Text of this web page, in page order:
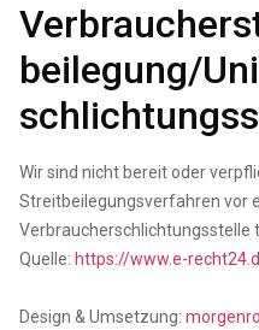
beilegung/
Wir sind nicht bereit oder
Streitbeilegungsverfahren vor
Verbraucherschlichtungsstelle
Quelle: https://www.e-
Design & Umsetzung: